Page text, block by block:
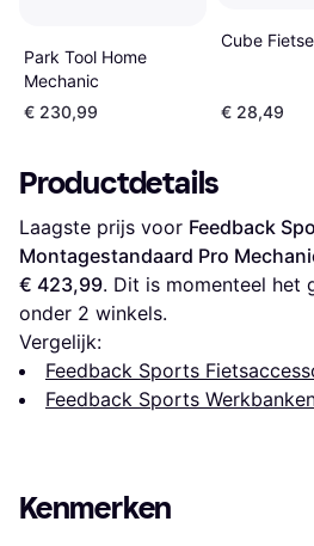
Park Tool Home
Mechanic
€ 230,99
Cube
€ 28,49
Productdetails
Laagste prijs voor Feedback
Montagestandaard Pro
€ 423,99. Dit is momenteel het
onder 2 winkels.
Vergelijk:
Feedback Sports
Feedback Sports
Kenmerken